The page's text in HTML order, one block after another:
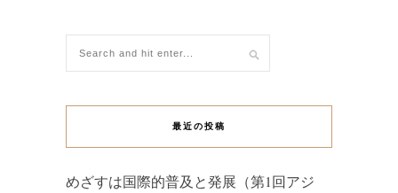
最近の投稿
めざすは国際的普及と発展（第1回アジ